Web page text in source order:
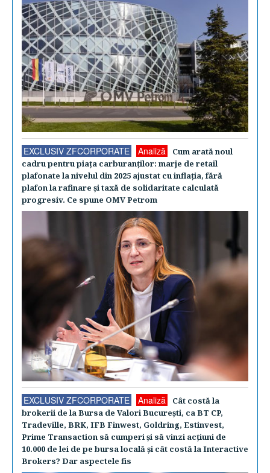
EXCLUSIV ZFCORPORATE Analiză
Cum arată noul
cadru pentru piaţa carburanţilor: marje de retail
plafonate la nivelul din 2025 ajustat cu inflaţia, fără
plafon la rafinare şi taxă de solidaritate calculată
progresiv. Ce spune OMV Petrom
EXCLUSIV ZFCORPORATE Analiză
Cât costă la
brokerii de la Bursa de Valori Bucureşti, ca BT CP,
Tradeville, BRK, IFB Finwest, Goldring, Estinvest,
Prime Transaction să cumperi şi să vinzi acţiuni de
10.000 de lei de pe bursa locală şi cât costă la Interactive
Brokers? Dar aspectele fis